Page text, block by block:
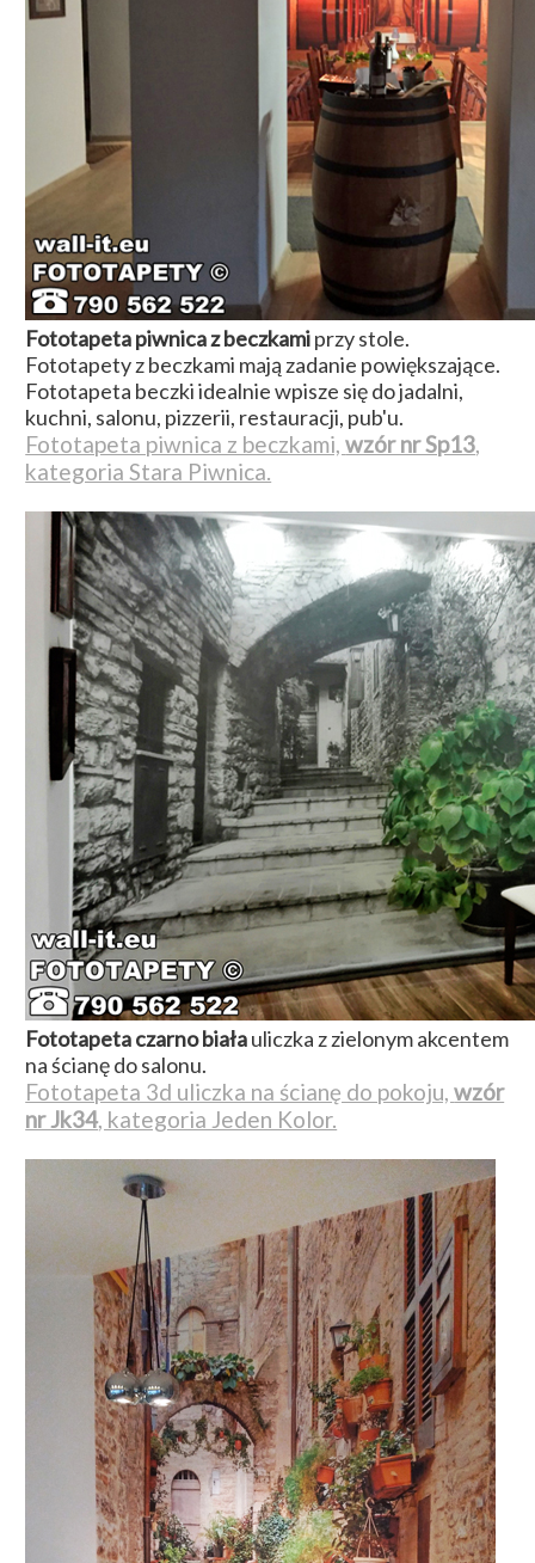
Fototapeta piwnica z beczkamiprzy stole.
Fototapety z beczkami mają zadanie powiększające.
Fototapeta beczki idealnie wpisze się do jadalni,
kuchni, salonu, pizzerii, restauracji, pub'u.
Fototapeta piwnica z beczkami,wzór nr Sp13,
kategoria Stara Piwnica.
Fototapeta czarno białauliczka z zielonym akcentem
na ścianę do salonu.
Fototapeta 3d uliczka na ścianę do pokoju,wzór
nr Jk34, kategoria Jeden Kolor.